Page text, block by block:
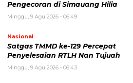
Pengecoran di Simauang Hilia
Minggu, 9 Agu 2026 - 06:49
Nasional
Satgas TMMD ke-129 Percepat
Penyelesaian RTLH Nan Tujuah
Minggu, 9 Agu 2026 - 06:43